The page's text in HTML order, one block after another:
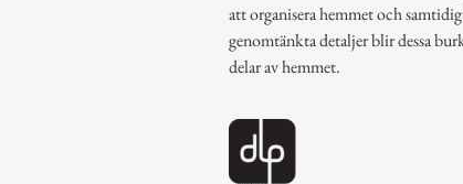
att organisera hemmet och
genomtänkta detaljer blir dessa
delar av hemmet.